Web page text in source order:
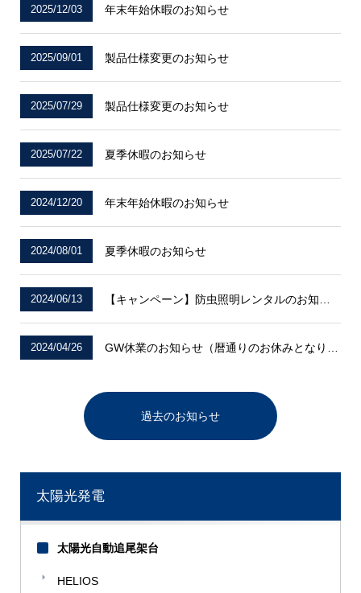
2025/12/03 年末年始休暇のお知らせ
2025/09/01 製品仕様変更のお知らせ
2025/07/29 製品仕様変更のお知らせ
2025/07/22 夏季休暇のお知らせ
2024/12/20 年末年始休暇のお知らせ
2024/08/01 夏季休暇のお知らせ
2024/06/13
2024/04/26 GW休業のお知らせ（暦通りのお休みとなります）
過去のお知らせ
太陽光発電
太陽光自動追尾架台
HELIOS